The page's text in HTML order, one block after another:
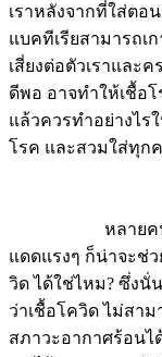
เราหลังจากที่ใส่ตอ
แบคทีเรียสามารถเ
เสี่ยงต่อตัวเราและ
ดีพอ อาจทำให้เชื้อโ
แล้วควรทำอย่างไร
โรค และสวมใส่ทุก
หลายคนคงคิด
แดดแรงๆ ก็น่าจะช่
วิด ได้ใช่ไหม? ซึ่งนั่
ว่าเชื้อโควิด ไม่สา
สภาวะอากาศร้อนไ